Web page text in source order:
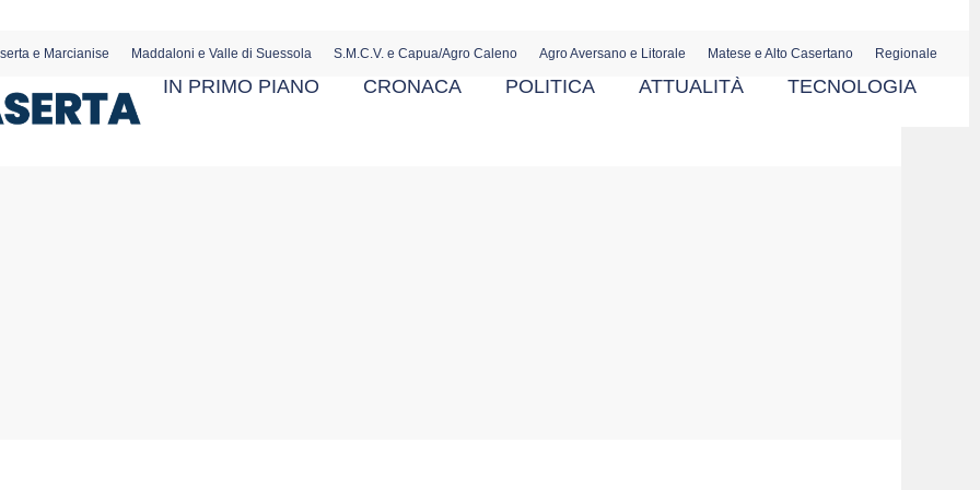
e Marcianise Maddaloni e Valle di Suessola S.M.C.V. e Capua/Agro Caleno Agro Aversano e Litorale Matese e Alto Casertano Regionale
IN PRIMO PIANO CRONACA POLITICA ATTUALITÀ TECNOLOGIA